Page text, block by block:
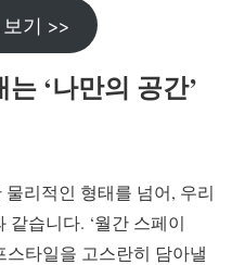
기 >>
‘나만의 공간’
리적인 형태를 넘어, 우리
습니다. ‘월간 스페이
스타일을 고스란히 담아낼